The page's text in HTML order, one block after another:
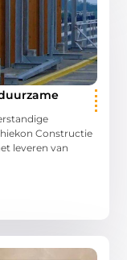
Constructie
leveren van